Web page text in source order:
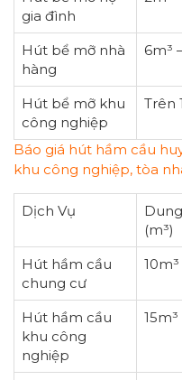
gia đình
Hút bể mỡ nhà
hàng
6m³
Hút bể mỡ khu
công nghiệp
Trên
Báo giá hút hầm cầu
khu công nghiệp, tòa
Dịch Vụ
(m³)
Hút hầm cầu
chung cư
10m³
Hút hầm cầu
khu công
nghiệp
15m³